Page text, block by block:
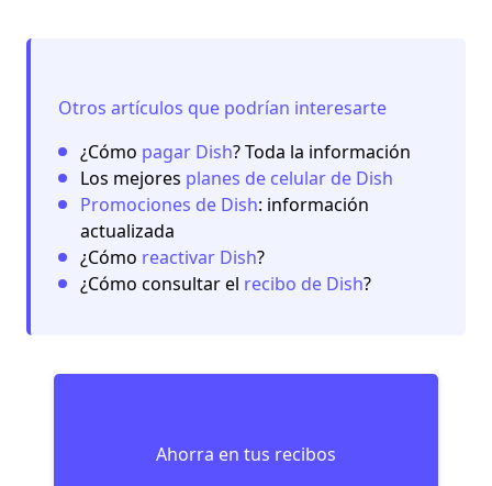
Otros artículos que podrían interesarte
¿Cómo pagar Dish? Toda la información
Los mejores planes de celular de Dish
Promociones de Dish: información
actualizada
¿Cómo reactivar Dish?
¿Cómo consultar el recibo de Dish?
Ahorra en tus recibos